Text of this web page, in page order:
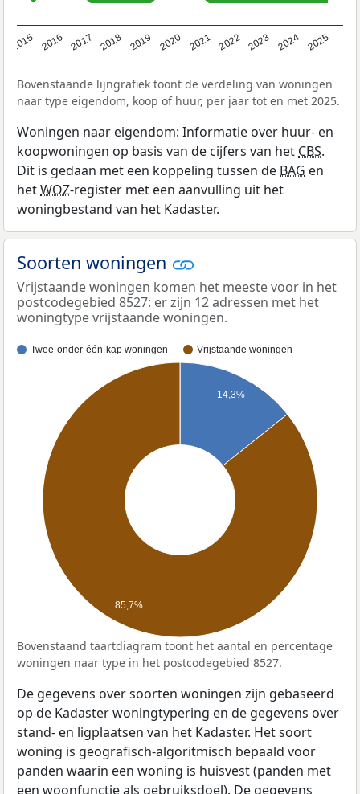
2015 2016 2017 2018 2019 2020 2021 2022 2023 2024 2025
Bovenstaande lijngrafiek toont de verdeling van woningen
naar type eigendom, koop of huur, per jaar tot en met 2025.
Woningen naar eigendom: Informatie over huur- en
koopwoningen op basis van de cijfers van het CBS.
Dit is gedaan met een koppeling tussen de BAG en
hetWOZ-register met een aanvulling uit het
woningbestand van het Kadaster.
Soorten woningen
Vrijstaande woningen komen het meeste voor in het
postcodegebied 8527: er zijn 12 adressen met het
woningtype vrijstaande woningen.
Twee-onder-één-kap woningen Vrijstaande woningen
14,3%
85,7%
Bovenstaand taartdiagram toont het aantal en percentage
woningen naar type in het postcodegebied 8527.
De gegevens over soorten woningen zijn gebaseerd
op de Kadaster woningtypering en de gegevens over
stand- en ligplaatsen van het Kadaster. Het soort
woning is geografisch-algoritmisch bepaald voor
panden waarin een woning is huisvest (panden met
een woonfunctie als gebruiksdoel). De gegevens